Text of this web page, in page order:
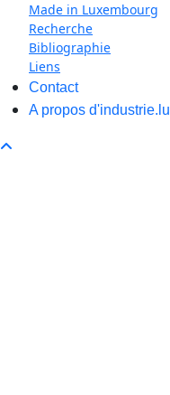
Made in Luxembourg
Recherche
Bibliographie
Liens
Contact
A propos d'industrie.lu